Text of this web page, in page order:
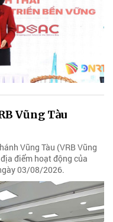
Vũng Tàu
Vũng Tàu (VRB Vũng
điểm hoạt động của
03/08/2026.